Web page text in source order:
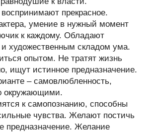
прекрасное.
умение в нужный момент
к каждому. Обладают
художественным складом ума.
опытом. Не тратят жизнь
ищут истинное предназначение.
– самовлюбленность,
окружающими.
к самопознанию, способны
чувства. Желают постичь
предназначение. Желание